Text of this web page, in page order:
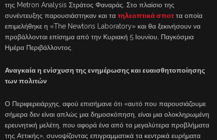
της Metron Analysis Στράτος Φαναράς. Στο πλαίσιο της
συνέντευξης παρουσιάστηκαν και τα τηλεοπτικά σποτ τα οποία
επιμελήθηκε η «The Newtons Laboratory» και θα ξεκινήσουν να
προβάλλονται επίσημα από την Κυριακή 5 Ιουνίου, Παγκόσμια
Ημέρα Περιβάλλοντος.
Αναγκαία η ενίσχυση της ενημέρωσης και ευαισθητοποίησης
των πολιτών
Ο Περιφερειάρχης, αφού επισήμανε ότι «αυτό που παρουσιάζουμε
σήμερα δεν είναι απλώς μια δημοσκόπηση, είναι μια ολοκληρωμένη
ερευνητική μελέτη, που αφορά ένα από τα μεγαλύτερα προβλήματα
της Αττικής», συνοψίζοντας επιγραμματικά τα κεντρικά ευρήματα